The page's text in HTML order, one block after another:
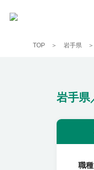
TOP 岩手県
岩手県
職種